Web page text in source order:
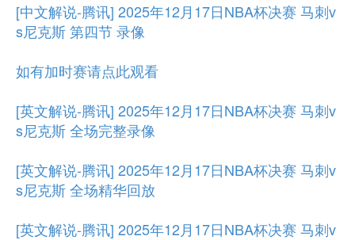
[中文解说-腾讯] 2025年12月17日NBA杯决赛 马刺v
s尼克斯 第四节 录像
如有加时赛请点此观看
[英文解说-腾讯] 2025年12月17日NBA杯决赛 马刺v
s尼克斯 全场完整录像
[英文解说-腾讯] 2025年12月17日NBA杯决赛 马刺v
s尼克斯 全场精华回放
[英文解说-腾讯] 2025年12月17日NBA杯决赛 马刺v